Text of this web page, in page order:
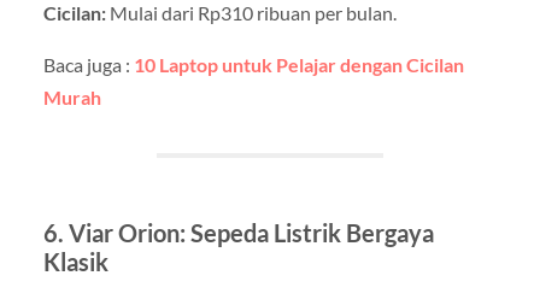
Cicilan:Mulai dari Rp310 ribuan per bulan.
Baca juga : 10 Laptop untuk Pelajar dengan Cicilan
Murah
6. Viar Orion: Sepeda Listrik Bergaya
Klasik